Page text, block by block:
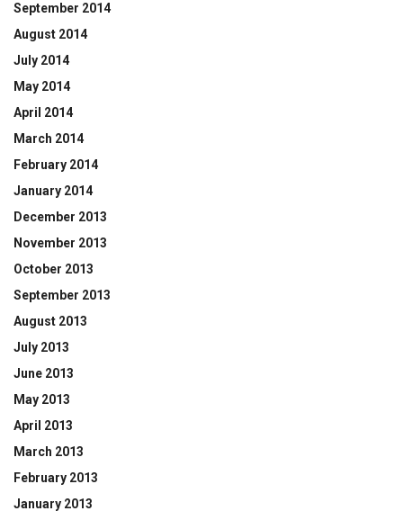
September 2014
August 2014
July 2014
May 2014
April 2014
March 2014
February 2014
January 2014
December 2013
November 2013
October 2013
September 2013
August 2013
July 2013
June 2013
May 2013
April 2013
March 2013
February 2013
January 2013